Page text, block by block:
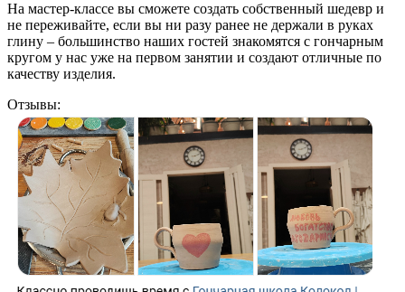
На мастер-классе вы сможете создать собственный шедевр и
не переживайте, если вы ни разу ранее не держали в руках
глину – большинство наших гостей знакомятся с гончарным
кругом у нас уже на первом занятии и создают отличные по
качеству изделия.
Отзывы: